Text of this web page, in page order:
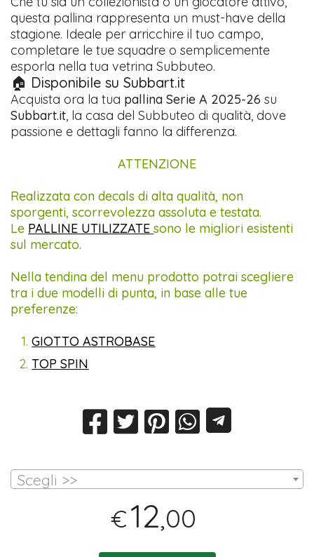
questa pallina rappresenta un must-have della
stagione. Ideale per arricchire il tuo campo,
completare le tue squadre o semplicemente
esporla nella tua vetrina Subbuteo.
🏠 Disponibile su Subbart.it
Acquista ora la tua pallina Serie A 2025-26 su
Subbart.it, la casa del Subbuteo di qualità, dove
passione e dettagli fanno la differenza.
ATTENZIONE
Realizzata con decals di alta qualità, non
sporgenti, scorrevolezza assoluta e testata.
Le PALLINE UTILIZZATE sono le migliori esistenti
sul mercato.
Nella tendina del menu prodotto potrai scegliere
tra i due modelli di punta, in base alle tue
preferenze:
GIOTTO ASTROBASE
TOP SPIN
Scegli >>
€12,00